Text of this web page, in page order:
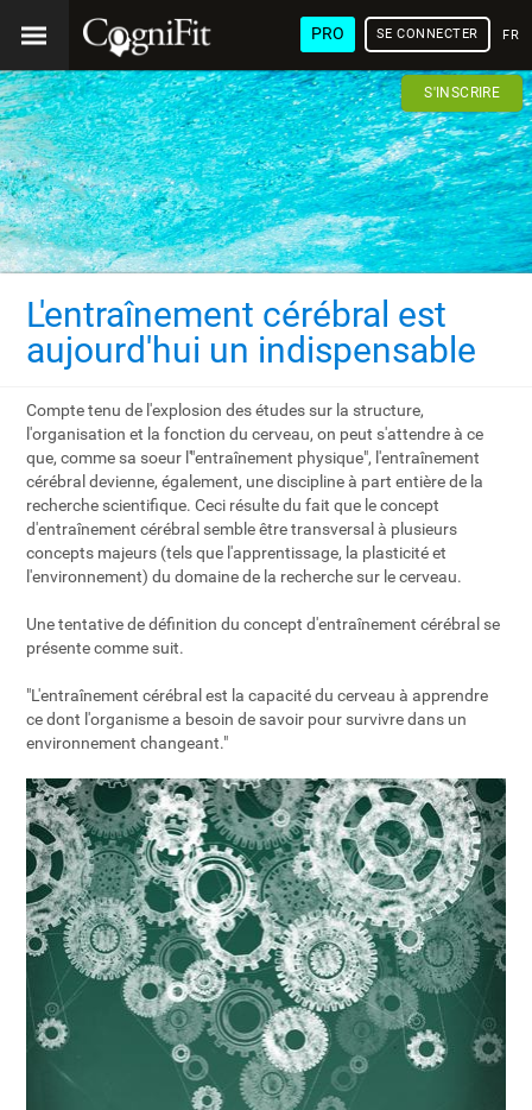
PRO SE CONNECTER
S'INSCRIRE
L'entraînement cérébral est
aujourd'hui un indispensable
Compte tenu de l'explosion des études sur la structure,
l'organisation et la fonction du cerveau, on peut s'attendre à ce
que, comme sa soeur l'"entraînement physique", l'entraînement
cérébral devienne, également, une discipline à part entière de la
recherche scientifique. Ceci résulte du fait que le concept
d'entraînement cérébral semble être transversal à plusieurs
concepts majeurs (tels que l'apprentissage, la plasticité et
l'environnement) du domaine de la recherche sur le cerveau.
Une tentative de définition du concept d'entraînement cérébral se
présente comme suit.
"L'entraînement cérébral est la capacité du cerveau à apprendre
ce dont l'organisme a besoin de savoir pour survivre dans un
environnement changeant."